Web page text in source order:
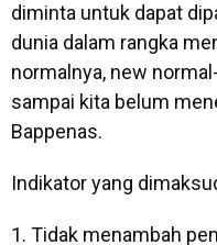
diminta untuk dapat
dunia dalam rangka
normalnya, new
sampai kita belum
Bappenas.
Indikator yang
1. Tidak menambah